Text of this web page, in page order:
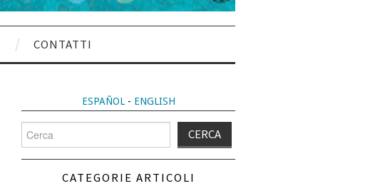
CONTATTI
ESPAÑOL- ENGLISH
per:
CATEGORIE ARTICOLI